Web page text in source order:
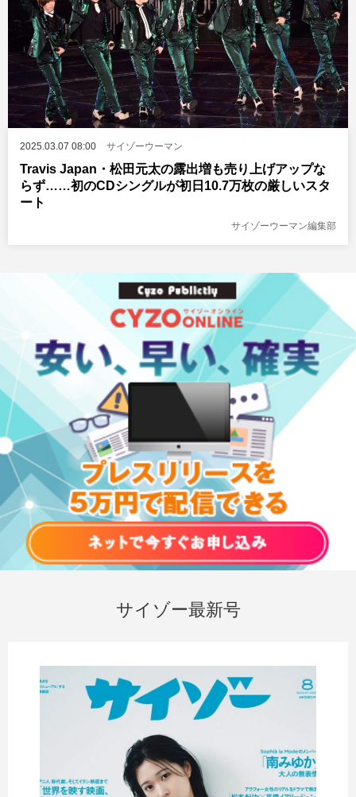
2025.03.07 08:00 サイゾーウーマン
Travis Japan・松田元太の露出増も売り上げアップな
らず……初のCDシングルが初日10.7万枚の厳しいスタ
ート
サイゾーウーマン編集部
サイゾー最新号